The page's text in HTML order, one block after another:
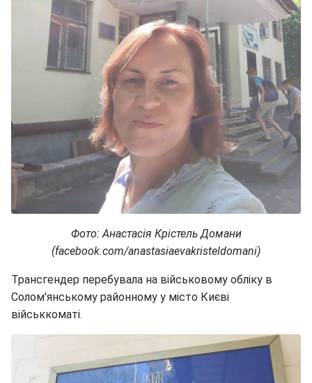
Фото: Анастасія Крістель Домани
(facebook.com/anastasiaevakristeldomani)
Трансгендер перебувала на військовому обліку в
Солом'янському районному у місто Києві
військкоматі.